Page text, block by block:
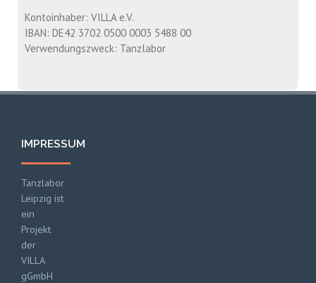
Kontoinhaber: VILLA e.V.
IBAN: DE42 3702 0500 0003 5488 00
Verwendungszweck: Tanzlabor
IMPRESSUM
Tanzlabor
Leipzig ist
ein
Projekt
der
VILLA
gGmbH